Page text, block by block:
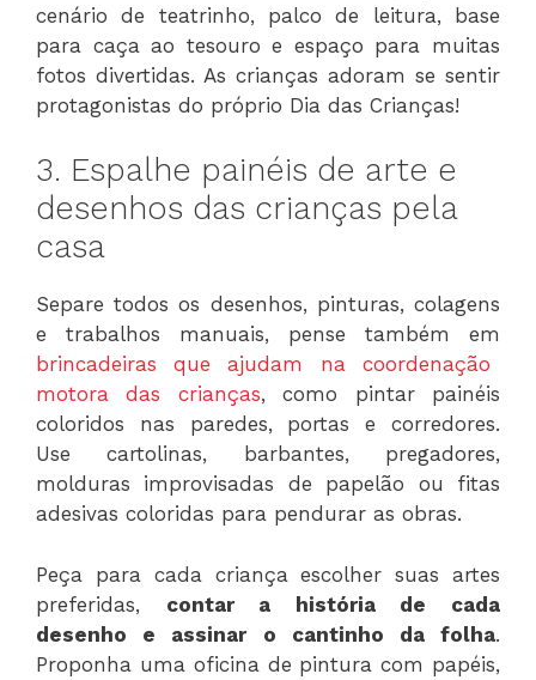
cenário de teatrinho, palco de leitura, base
para caça ao tesouro e espaço para muitas
fotos divertidas. As crianças adoram se sentir
protagonistas do próprio Dia das Crianças!
3. Espalhe painéis de arte e
desenhos das crianças pela
casa
Separe todos os desenhos, pinturas, colagens
e trabalhos manuais, pense também em
brincadeiras que ajudam na coordenação
motora das crianças, como pintar painéis
coloridos nas paredes, portas e corredores.
Use cartolinas, barbantes, pregadores,
molduras improvisadas de papelão ou fitas
adesivas coloridas para pendurar as obras.
Peça para cada criança escolher suas artes
preferidas, contar a história de cada
desenho e assinar o cantinho da folha.
Proponha uma oficina de pintura com papéis,